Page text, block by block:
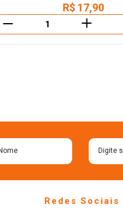
R$ 17,90
＋
Redes Sociais